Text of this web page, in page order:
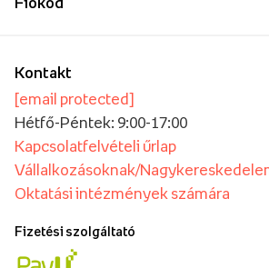
Kontakt
[email protected]
Hétfő-Péntek: 9:00-17:00
Kapcsolatfelvételi űrlap
Vállalkozásoknak/
Oktatási intézmények számára
Fizetési szolgáltató